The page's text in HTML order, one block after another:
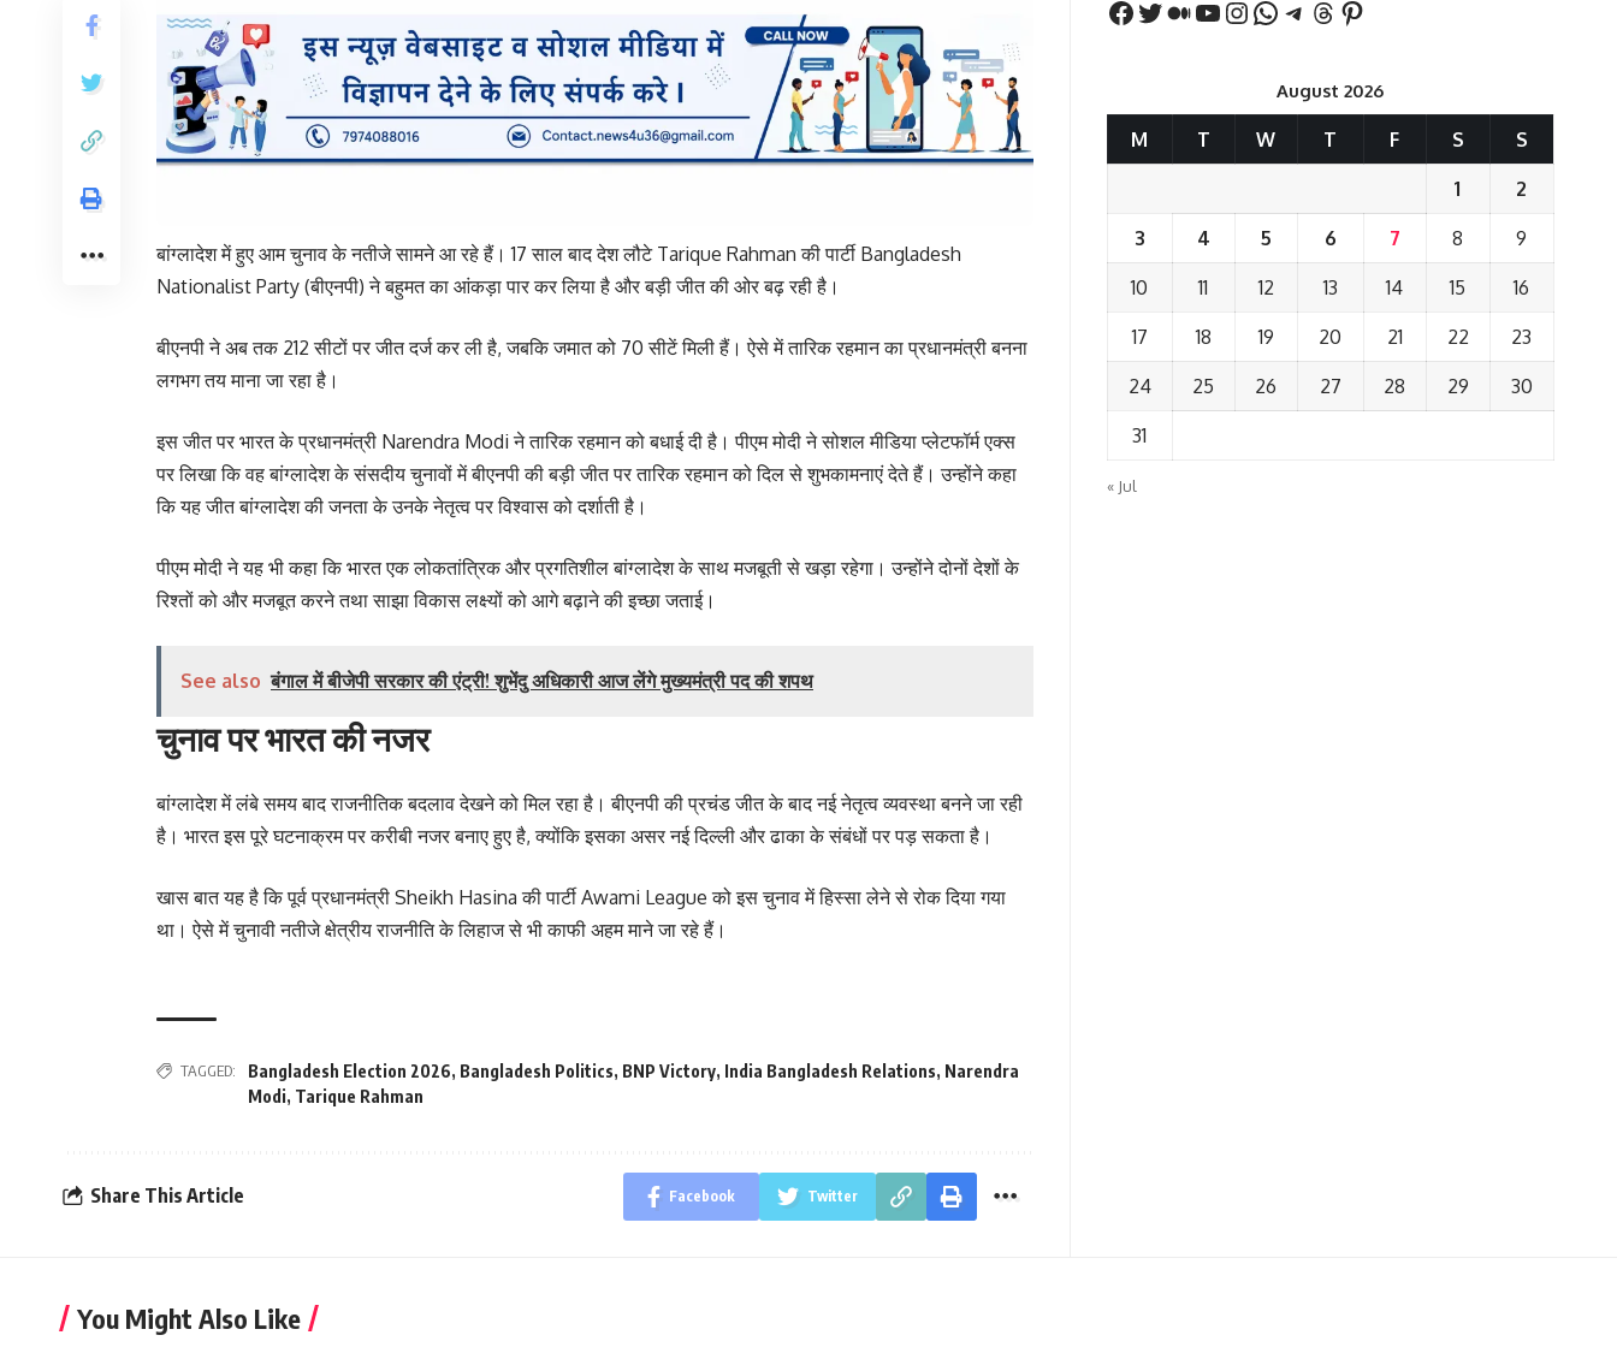
बांग्लादेश में हुए आम चुनाव के नतीजे सामने आ रहे हैं। 17 साल बाद देश लौटे Tarique Rahman की पार्टी Bangladesh
Nationalist Party (बीएनपी) ने बहुमत का आंकड़ा पार कर लिया है और बड़ी जीत की ओर बढ़ रही है।
बीएनपी ने अब तक 212 सीटों पर जीत दर्ज कर ली है, जबकि जमात को 70 सीटें मिली हैं। ऐसे में तारिक रहमान का प्रधानमंत्री बनना
लगभग तय माना जा रहा है।
इस जीत पर भारत के प्रधानमंत्री Narendra Modi ने तारिक रहमान को बधाई दी है। पीएम मोदी ने सोशल मीडिया प्लेटफॉर्म एक्स
पर लिखा कि वह बांग्लादेश के संसदीय चुनावों में बीएनपी की बड़ी जीत पर तारिक रहमान को दिल से शुभकामनाएं देते हैं। उन्होंने कहा
कि यह जीत बांग्लादेश की जनता के उनके नेतृत्व पर विश्वास को दर्शाती है।
पीएम मोदी ने यह भी कहा कि भारत एक लोकतांत्रिक और प्रगतिशील बांग्लादेश के साथ मजबूती से खड़ा रहेगा। उन्होंने दोनों देशों के
रिश्तों को और मजबूत करने तथा साझा विकास लक्ष्यों को आगे बढ़ाने की इच्छा जताई।
See also बंगाल में बीजेपी सरकार की एंट्री! शुभेंदु अधिकारी आज लेंगे मुख्यमंत्री पद की शपथ
चुनाव पर भारत की नजर
बांग्लादेश में लंबे समय बाद राजनीतिक बदलाव देखने को मिल रहा है। बीएनपी की प्रचंड जीत के बाद नई नेतृत्व व्यवस्था बनने जा रही
है। भारत इस पूरे घटनाक्रम पर करीबी नजर बनाए हुए है, क्योंकि इसका असर नई दिल्ली और ढाका के संबंधों पर पड़ सकता है।
खास बात यह है कि पूर्व प्रधानमंत्री Sheikh Hasina की पार्टी Awami League को इस चुनाव में हिस्सा लेने से रोक दिया गया
था। ऐसे में चुनावी नतीजे क्षेत्रीय राजनीति के लिहाज से भी काफी अहम माने जा रहे हैं।
TAGGED: Bangladesh Election 2026, Bangladesh Politics, BNP Victory, India Bangladesh Relations, Narendra
Modi, Tarique Rahman
Share This Article Facebook Twitter
August 2026
M T W T F S S
1 2
3 4 5 6 7 8 9
10 11 12 13 14 15 16
17 18 19 20 21 22 23
24 25 26 27 28 29 30
31
« Jul
You Might Also Like